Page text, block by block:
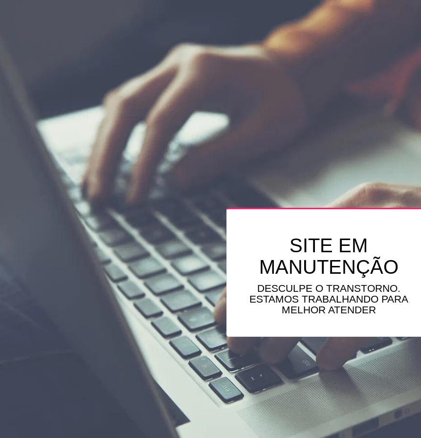
SITE EM
MANUTENÇÃO
DESCULPE O TRANSTORNO.
ESTAMOS TRABALHANDO PARA
MELHOR ATENDER